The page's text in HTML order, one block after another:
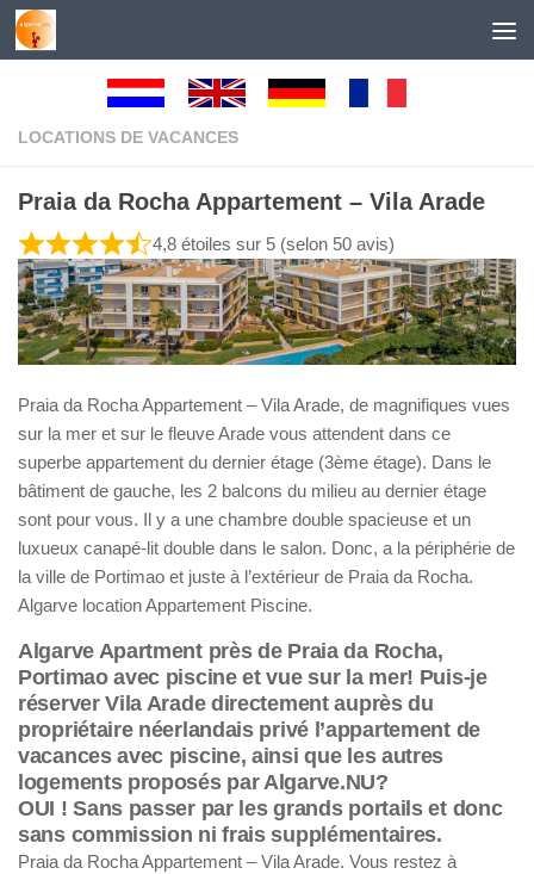
Au dessous du contenu
LOCATIONS DE VACANCES
Praia da Rocha Appartement – Vila Arade
4,8 étoiles sur 5 (selon 50 avis)
Praia da Rocha Appartement – Vila Arade, de magnifiques vues
sur la mer et sur le fleuve Arade vous attendent dans ce
superbe appartement du dernier étage (3ème étage). Dans le
bâtiment de gauche, les 2 balcons du milieu au dernier étage
sont pour vous. Il y a une chambre double spacieuse et un
luxueux canapé-lit double dans le salon. Donc, a la périphérie de
la ville de Portimao et juste à l’extérieur de Praia da Rocha.
Algarve location Appartement Piscine.
Algarve Apartment près de Praia da Rocha,
Portimao avec piscine et vue sur la mer! Puis-je
réserver Vila Arade directement auprès du
propriétaire néerlandais privé l’appartement de
vacances avec piscine, ainsi que les autres
logements proposés par Algarve.NU?
OUI ! Sans passer par les grands portails et donc
sans commission ni frais supplémentaires.
Praia da Rocha Appartement – Vila Arade. Vous restez à